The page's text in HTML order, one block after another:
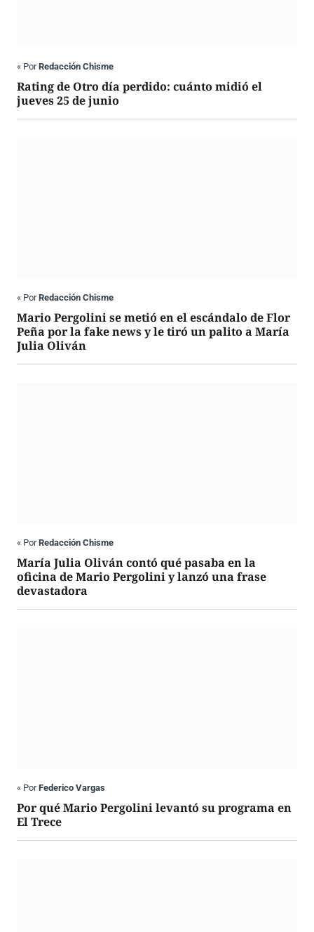
« PorRedacción Chisme
Rating de Otro día perdido: cuánto midió el
jueves 25 de junio
« PorRedacción Chisme
Mario Pergolini se metió en el escándalo de Flor
Peña por la fake news y le tiró un palito a María
Julia Oliván
« PorRedacción Chisme
María Julia Oliván contó qué pasaba en la
oficina de Mario Pergolini y lanzó una frase
devastadora
« PorFederico Vargas
Por qué Mario Pergolini levantó su programa en
El Trece